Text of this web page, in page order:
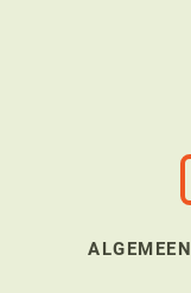
ALGEMEEN